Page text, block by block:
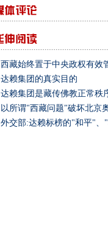
西藏始终置于中央政权有效
达赖集团的真实目的
达赖集团是藏传佛教正常秩
以所谓"西藏问题"破坏北京
外交部:达赖标榜的"和平"、